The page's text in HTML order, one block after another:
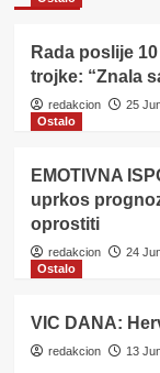
Rada poslije
trojke: “Znala
redakcion
25
Ostalo
EMOTIVNA
uprkos
oprostiti
redakcion
24
Ostalo
VIC DANA:
redakcion 13